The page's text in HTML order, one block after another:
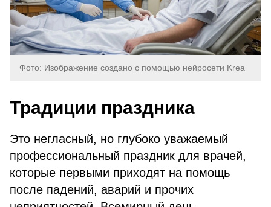
Фото: Изображение создано с помощью нейросети Krea
Традиции праздника
Это негласный, но глубоко уважаемый
профессиональный праздник для врачей,
которые первыми приходят на помощь
после падений, аварий и прочих